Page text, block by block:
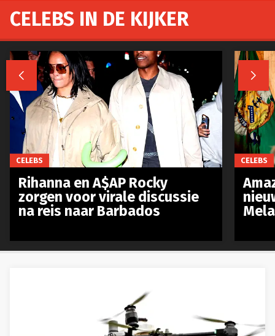
CELEBS IN DE KIJKER
 
CELEBS
Rihanna en A$AP Rocky
zorgen voor virale discussie
na reis naar Barbados
CELEBS